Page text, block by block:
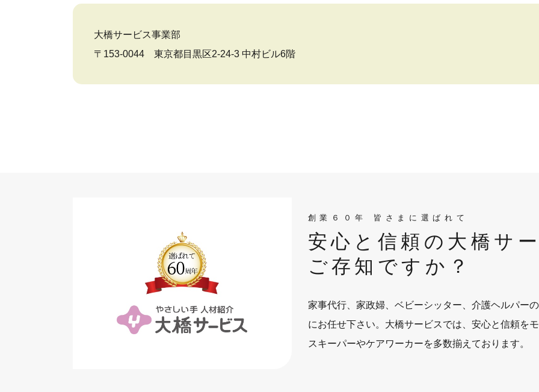
大橋サービス事業部
〒153-0044 東京都目黒区2-24-3 中村ビル6階
創業６０年 皆さまに選ばれて
安心と信頼の大橋サ
ご存知ですか？
家事代行、家政婦、ベビーシッター、介護ヘルパー
にお任せ下さい。大橋サービスでは、安心と信頼を
スキーパーやケアワーカーを多数揃えております。